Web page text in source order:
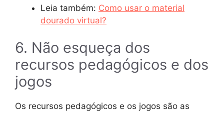
Leia também: Como usar o material
dourado virtual?
6. Não esqueça dos
recursos pedagógicos e dos
jogos
Os recursos pedagógicos e os jogos são as